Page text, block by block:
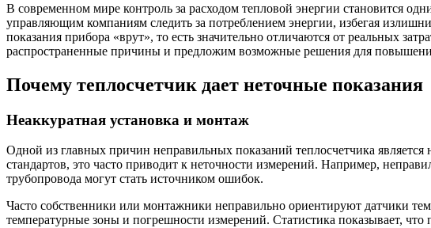
В современном мире контроль за расходом тепловой энергии становится
управляющим компаниям следить за потреблением энергии, избегая
показания прибора «врут», то есть значительно отличаются от реальных
распространенные причины и предложим возможные решения для
Почему теплосчетчик дает неточные показания
Неаккуратная установка и монтаж
Одной из главных причин неправильных показаний теплосчетчика
стандартов, это часто приводит к неточности измерений. Например,
трубопровода могут стать источником ошибок.
Часто собственники или монтажники неправильно ориентируют датчики
температурные зоны и погрешности измерений. Статистика показывает,